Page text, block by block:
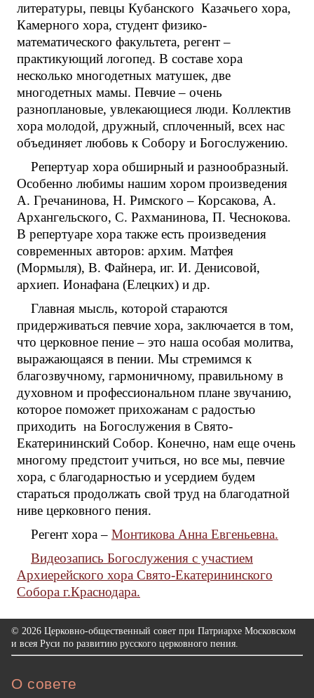
литературы, певцы Кубанского Казачьего хора,
Камерного хора, студент физико-
математического факультета, регент –
практикующий логопед. В составе хора
несколько многодетных матушек, две
многодетных мамы. Певчие – очень
разноплановые, увлекающиеся люди. Коллектив
хора молодой, дружный, сплоченный, всех нас
объединяет любовь к Собору и Богослужению.
Репертуар хора обширный и разнообразный.
Особенно любимы нашим хором произведения
А. Гречанинова, Н. Римского – Корсакова, А.
Архангельского, С. Рахманинова, П. Чеснокова.
В репертуаре хора также есть произведения
современных авторов: архим. Матфея
(Мормыля), В. Файнера, иг. И. Денисовой,
архиеп. Ионафана (Елецких) и др.
Главная мысль, которой стараются
придерживаться певчие хора, заключается в том,
что церковное пение – это наша особая молитва,
выражающаяся в пении. Мы стремимся к
благозвучному, гармоничному, правильному в
духовном и профессиональном плане звучанию,
которое поможет прихожанам с радостью
приходить на Богослужения в Свято-
Екатерининский Собор. Конечно, нам еще очень
многому предстоит учиться, но все мы, певчие
хора, с благодарностью и усердием будем
стараться продолжать свой труд на благодатной
ниве церковного пения.
Регент хора – Монтикова Анна Евгеньевна.
Видеозапись Богослужения с участием
Архиерейского хора Свято-Екатерининского
Собора г.Краснодара.
© 2026 Церковно-общественный совет при Патриархе Московском
и всея Руси по развитию русского церковного пения.
О совете